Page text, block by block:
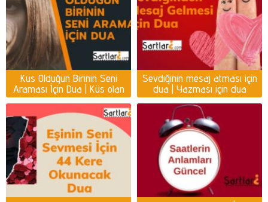
Küs Olduğun Birinin Seni
Araması İçin Dua | Küs olan
kişiyi ayağına getirmek için
dua
Sevdiğinin mesaj atması için
dua | Yazması için dua